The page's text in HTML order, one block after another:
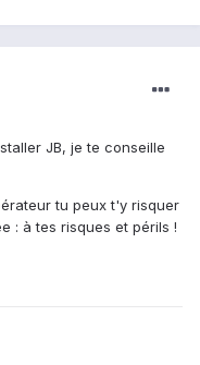
JB, je te conseille
tu peux t'y risquer
: à tes risques et périls !